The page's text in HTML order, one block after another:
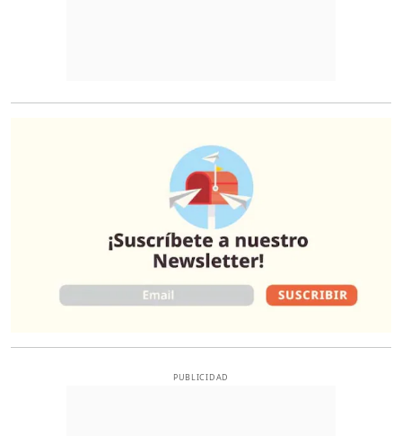
PUBLICIDAD